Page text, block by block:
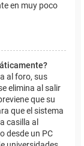
en muy poco
al foro, sus
elimina al salir
que su
que el sistema
casilla al
desde un PC